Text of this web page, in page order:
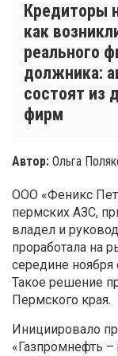
Кредиторы
как
реального
должника:
состоят из
фирм
Автор: Ольга
ООО «Феникс
пермских АЗС,
владел и
проработала на
середине ноября
Такое решение
Пермского края.
Инициировало
«Газпромнефть